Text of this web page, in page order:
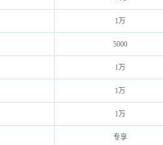
1万
5000
1万
1万
1万
专享